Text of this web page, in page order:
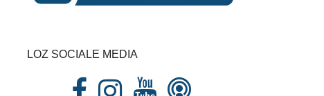
LOZ SOCIALE MEDIA